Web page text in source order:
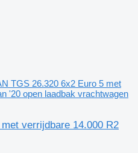
TGS 26.320 6x2 Euro 5 met
'20 open laadbak vrachtwagen
verrijdbare 14.000 R2